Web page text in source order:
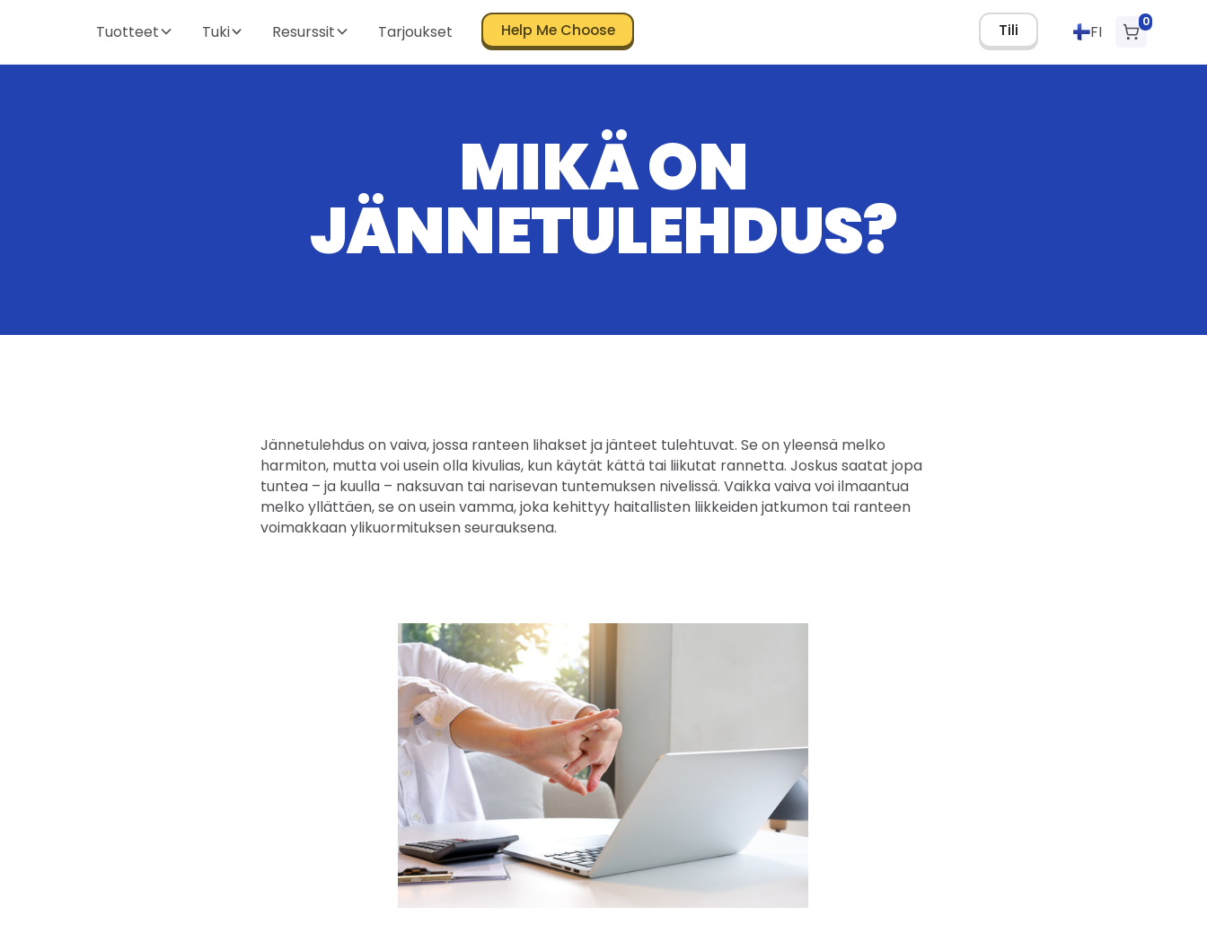
Tuotteet Tuki Resurssit Tarjoukset Help Me Choose Tili FI
0
MIKÄ ON
JÄNNETULEHDUS?
Jännetulehdus on vaiva, jossa ranteen lihakset ja jänteet tulehtuvat. Se on yleensä melko
harmiton, mutta voi usein olla kivulias, kun käytät kättä tai liikutat rannetta. Joskus saatat jopa
tuntea – ja kuulla – naksuvan tai narisevan tuntemuksen nivelissä. Vaikka vaiva voi ilmaantua
melko yllättäen, se on usein vamma, joka kehittyy haitallisten liikkeiden jatkumon tai ranteen
voimakkaan ylikuormituksen seurauksena.